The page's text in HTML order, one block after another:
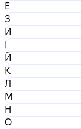
Е
З
И
І
Й
К
Л
М
Н
О